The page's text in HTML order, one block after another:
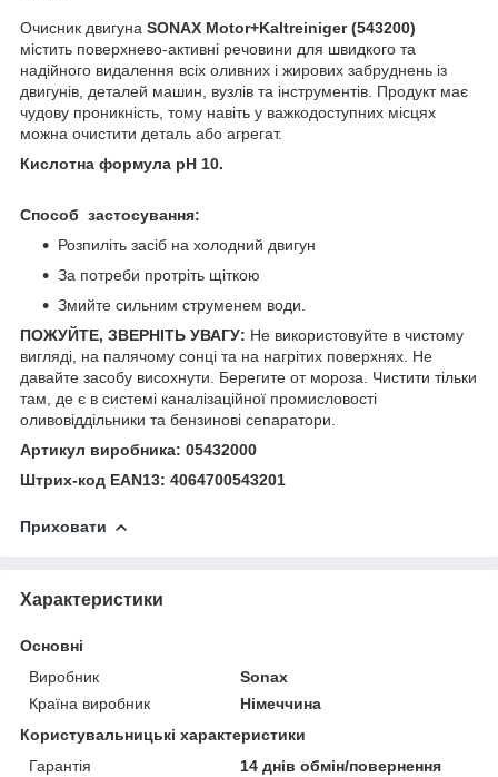
Очисник двигуна SONAX Motor+Kaltreiniger (543200)
містить поверхнево-активні речовини для швидкого та
надійного видалення всіх оливних і жирових забруднень із
двигунів, деталей машин, вузлів та інструментів. Продукт має
чудову проникність, тому навіть у важкодоступних місцях
можна очистити деталь або агрегат.
Кислотна формула pH 10.
Способ застосування:
Розпиліть засіб на холодний двигун
За потреби протріть щіткою
Змийте сильним струменем води.
ПОЖУЙТЕ, ЗВЕРНІТЬ УВАГУ: Не використовуйте в чистому
вигляді, на палячому сонці та на нагрітих поверхнях. Не
давайте засобу висохнути. Берегите от мороза. Чистити тільки
там, де є в системі каналізаційної промисловості
оливовіддільники та бензинові сепаратори.
Артикул виробника: 05432000
Штрих-код EAN13: 4064700543201
Приховати
Характеристики
Основні
Виробник
Sonax
Країна виробник
Німеччина
Користувальницькі характеристики
Гарантія
14 днів обмін/повернення